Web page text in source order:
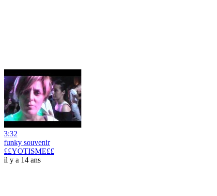
3:32
funky souvenir
££YOTISME££
il y a 14 ans